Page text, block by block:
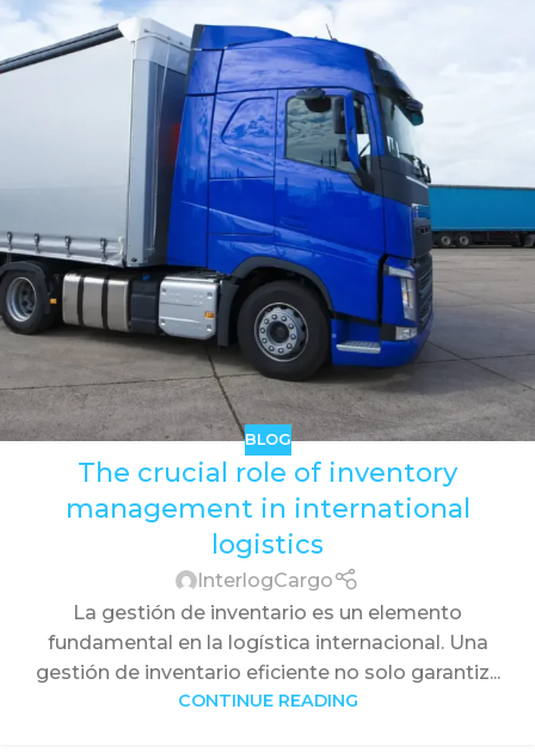
BLOG
The crucial role of inventory
management in international
logistics
InterlogCargo
La gestión de inventario es un elemento
fundamental en la logística internacional. Una
gestión de inventario eficiente no solo garantiz...
CONTINUE READING